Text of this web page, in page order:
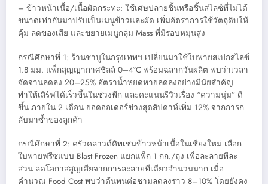
– ข้าวหน้าเนื้อ/เนื้อผัดกระทะ: ใช้เศษปลายชิ้นหรือชิ้นสไลซ์ที่ไม่ได้
ขนาดเท่ากันมาปรับเป็นเมนูข้าวและผัด เพิ่มอัตราการใช้วัตถุดิบให้
คุ้ม ลดของเสีย และขยายเมนูกลุ่ม Mass ที่มีรอบหมุนสูง
กรณีศึกษาที่ 1: ร้านชาบูในกรุงเทพฯ เปลี่ยนมาใช้ใบพายสเปกสไลซ์
1.8 มม. แพ็กสุญญากาศชิลล์ 0–4°C พร้อมฉลากวันผลิต พบว่าเวลา
จัดจานลดลง 20–25% อัตราน้ำหยดหายลดลงอย่างมีนัยสำคัญ
ทำให้เสิร์ฟได้เร็วขึ้นในช่วงพีก และคะแนนรีวิวเรื่อง “ความนุ่ม” ดี
ขึ้น ภายใน 2 เดือน ยอดออเดอร์ช่วงสุดสัปดาห์เพิ่ม 12% จากการก
ลับมาซ้ำของลูกค้า
กรณีศึกษาที่ 2: ครัวคลาวด์คิทเช่นข้าวหน้าเนื้อในเชียงใหม่ เลือก
ใบพายฟรีซแบบ Blast Frozen แยกแพ็ก 1 กก./ถุง เพื่อละลายทีละ
ส่วน ลดโอกาสสูญเสียจากการละลายทีเดียวจำนวนมาก เมื่อ
คำนวณ Food Cost พบว่าต้นทุนต่อชามลดลงราว 8–10% โดยยังคง